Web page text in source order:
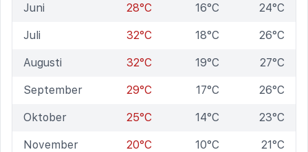
Juni 28°C 16°C 24°C
Juli 32°C 18°C 26°C
Augusti 32°C 19°C 27°C
September 29°C 17°C 26°C
Oktober 25°C 14°C 23°C
November 20°C 10°C 21°C